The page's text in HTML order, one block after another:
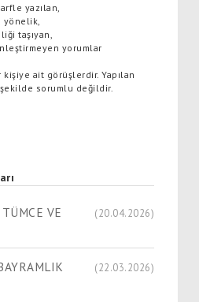
yazılan,
yönelik,
taşıyan,
yorumlar
ait görüşlerdir. Yapılan
sorumlu değildir.
VE
(20.04.2026)
(22.03.2026)